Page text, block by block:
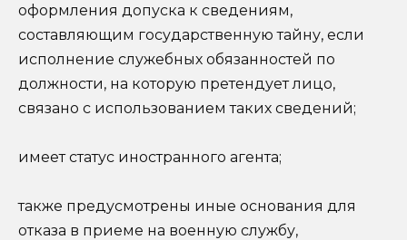
оформления допуска к сведениям,
составляющим государственную тайну, если
исполнение служебных обязанностей по
должности, на которую претендует лицо,
связано с использованием таких сведений;
имеет статус иностранного агента;
также предусмотрены иные основания для
отказа в приеме на военную службу,